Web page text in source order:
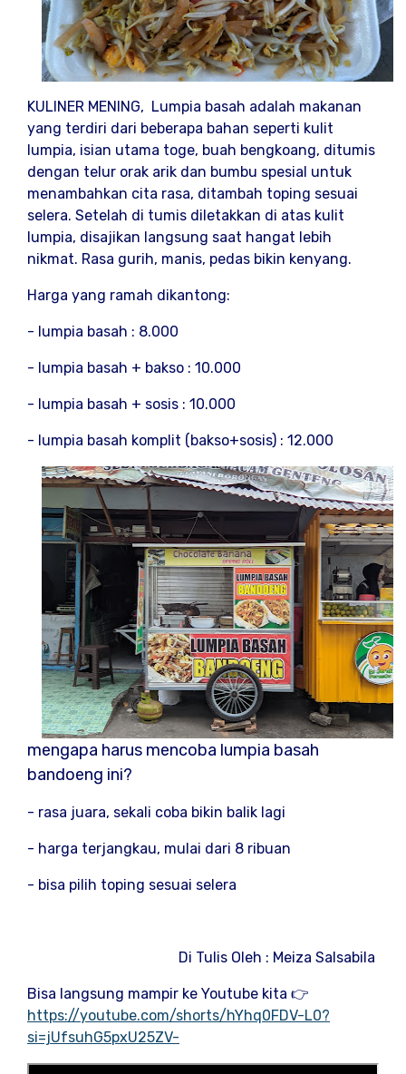
KULINER MENING, Lumpia basah adalah makanan
yang terdiri dari beberapa bahan seperti kulit
lumpia, isian utama toge, buah bengkoang, ditumis
dengan telur orak arik dan bumbu spesial untuk
menambahkan cita rasa, ditambah toping sesuai
selera. Setelah di tumis diletakkan di atas kulit
lumpia, disajikan langsung saat hangat lebih
nikmat. Rasa gurih, manis, pedas bikin kenyang.
Harga yang ramah dikantong:
- lumpia basah : 8.000
- lumpia basah + bakso : 10.000
- lumpia basah + sosis : 10.000
- lumpia basah komplit (bakso+sosis) : 12.000
mengapa harus mencoba lumpia basah
bandoeng ini?
- rasa juara, sekali coba bikin balik lagi
- harga terjangkau, mulai dari 8 ribuan
- bisa pilih toping sesuai selera
Di Tulis Oleh : Meiza Salsabila
Bisa langsung mampir ke Youtube kita 👉
https://youtube.com/shorts/hYhq0FDV-L0?
si=jUfsuhG5pxU25ZV-